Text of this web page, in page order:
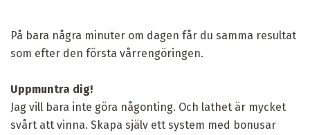
På bara några minuter om dagen får du samma resultat
som efter den första vårrengöringen.
Uppmuntra dig!
Jag vill bara inte göra någonting. Och lathet är mycket
svårt att vinna. Skapa själv ett system med bonusar